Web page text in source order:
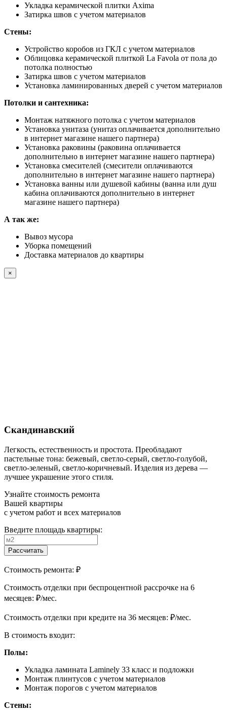
Укладка керамической плитки Axima
Затирка швов с учетом материалов
Стены:
Устройство коробов из ГКЛ с учетом материалов
Облицовка керамической плиткой La Favola от пола до
потолка полностью
Затирка швов с учетом материалов
Установка ламинированных дверей с учетом материалов
Потолки и сантехника:
Монтаж натяжного потолка с учетом материалов
Установка унитаза (унитаз оплачивается дополнительно
в интернет магазине нашего партнера)
Установка раковины (раковина оплачивается
дополнительно в интернет магазине нашего партнера)
Установка смесителей (смесители оплачиваются
дополнительно в интернет магазине нашего партнера)
Установка ванны или душевой кабины (ванна или душ
кабина оплачиваются дополнительно в интернет
магазине нашего партнера)
А так же:
Вывоз мусора
Уборка помещений
Доставка материалов до квартиры
×
Скандинавский
Легкость, естественность и простота. Преобладают
пастельные тона: бежевый, светло-серый, светло-голубой,
светло-зеленый, светло-коричневый. Изделия из дерева —
лучшее украшение этого стиля.
Узнайте стоимость ремонта
Вашей квартиры
с учетом работ и всех материалов
Введите площадь квартиры:
Рассчитать
Стоимость ремонта: ₽
Cтоимость отделки при беспроцентной рассрочке на 6
месяцев: ₽/мес.
Cтоимость отделки при кредите на 36 месяцев: ₽/мес.
В стоимость входит:
Полы:
Укладка ламината Laminely 33 класс и подложки
Монтаж плинтусов с учетом материалов
Монтаж порогов с учетом материалов
Стены: